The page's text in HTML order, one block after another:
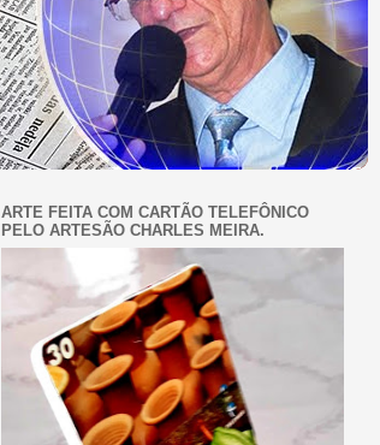
ARTE FEITA COM CARTÃO TELEFÔNICO
PELO ARTESÃO CHARLES MEIRA.